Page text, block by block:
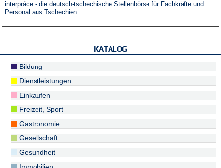
interpráce - die deutsch-tschechische Stellenbörse für Fachkräfte und
Personal aus Tschechien
KATALOG
Bildung
Dienstleistungen
Einkaufen
Freizeit, Sport
Gastronomie
Gesellschaft
Gesundheit